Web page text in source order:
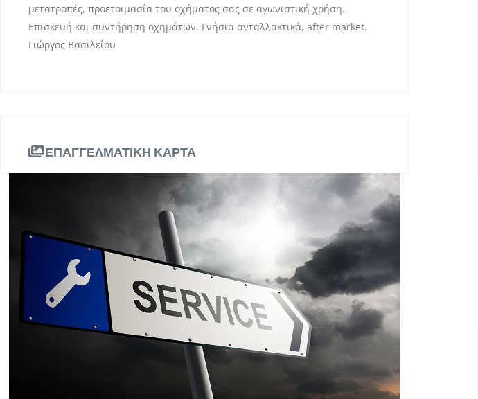
μετατροπές, προετοιμασία του οχήματος σας σε αγωνιστική χρήση.
Επισκευή και συντήρηση οχημάτων. Γνήσια ανταλλακτικά, after market.
Γιώργος Βασιλείου
ΕΠΑΓΓΕΛΜΑΤΙΚΗ ΚΑΡΤΑ